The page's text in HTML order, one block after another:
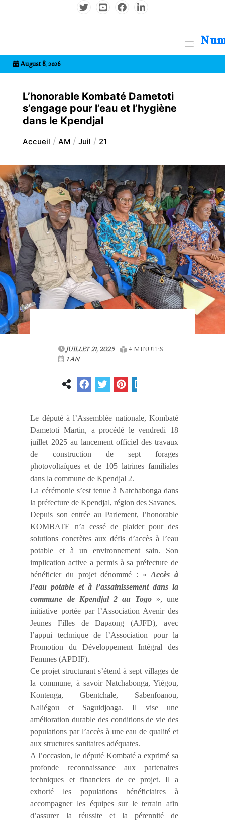
August 8, 2026
L’honorable Kombaté Dametoti
s’engage pour l’eau et l’hygiène
dans le Kpendjal
Accueil AM Juil 21
JUILLET 21, 2025
4 MINUTES
1 AN
Le député à l’Assemblée nationale, Kombaté
Dametoti Martin, a procédé le vendredi 18
juillet 2025 au lancement officiel des travaux
de construction de sept forages
photovoltaïques et de 105 latrines familiales
dans la commune de Kpendjal 2.
La cérémonie s’est tenue à Natchabonga dans
la préfecture de Kpendjal, région des Savanes.
Depuis son entrée au Parlement, l’honorable
KOMBATE n’a cessé de plaider pour des
solutions concrètes aux défis d’accès à l’eau
potable et à un environnement sain. Son
implication active a permis à sa préfecture de
bénéficier du projet dénommé : «Accès à
l’eau potable et à l’assainissement dans la
commune de Kpendjal 2 au Togo», une
initiative portée par l’Association Avenir des
Jeunes Filles de Dapaong (AJFD), avec
l’appui technique de l’Association pour la
Promotion du Développement Intégral des
Femmes (APDIF).
Ce projet structurant s’étend à sept villages de
la commune, à savoir Natchabonga, Yiégou,
Kontenga, Gbentchale, Sabenfoanou,
Naliégou et Saguidjoaga. Il vise une
amélioration durable des conditions de vie des
populations par l’accès à une eau de qualité et
aux structures sanitaires adéquates.
A l’occasion, le député Kombaté a exprimé sa
profonde reconnaissance aux partenaires
techniques et financiers de ce projet. Il a
exhorté les populations bénéficiaires à
accompagner les équipes sur le terrain afin
d’assurer la réussite et la pérennité de